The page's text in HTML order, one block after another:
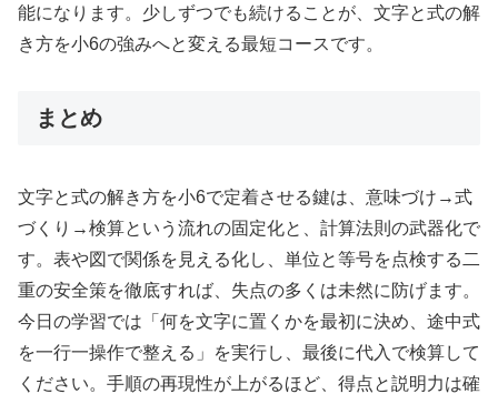
能になります。少しずつでも続けることが、文字と式の解
き方を小6の強みへと変える最短コースです。
まとめ
文字と式の解き方を小6で定着させる鍵は、意味づけ→式
づくり→検算という流れの固定化と、計算法則の武器化で
す。表や図で関係を見える化し、単位と等号を点検する二
重の安全策を徹底すれば、失点の多くは未然に防げます。
今日の学習では「何を文字に置くかを最初に決め、途中式
を一行一操作で整える」を実行し、最後に代入で検算して
ください。手順の再現性が上がるほど、得点と説明力は確